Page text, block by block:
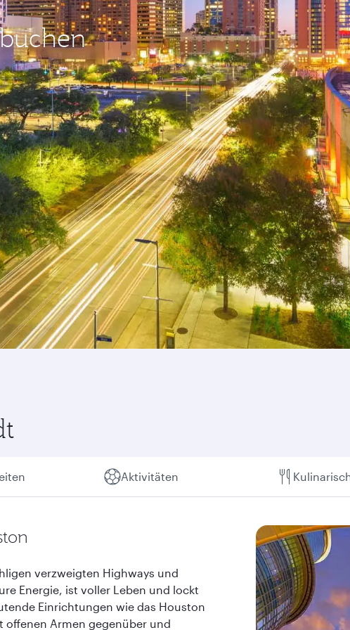
Aktivitäten
verzweigten Highways und
Energie, ist voller Leben und lockt
Einrichtungen wie das Houston
offenen Armen gegenüber und